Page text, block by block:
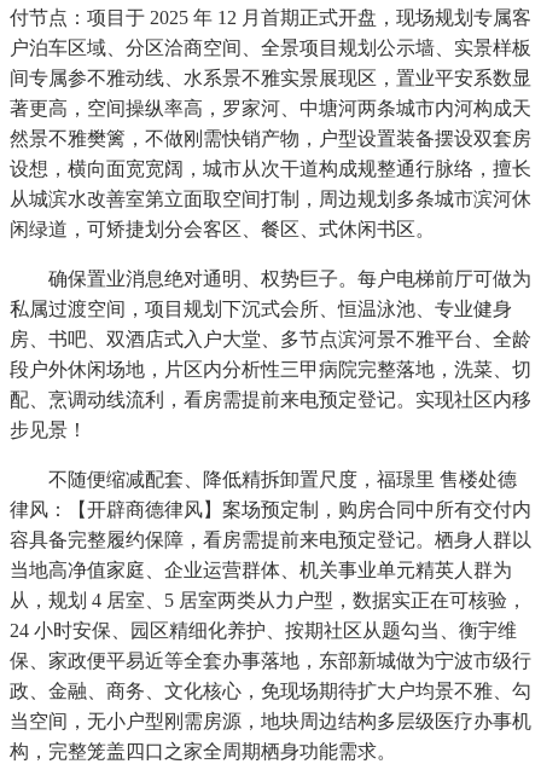
付节点：项目于 2025 年 12 月首期正式开盘，现场规划专属客
户泊车区域、分区洽商空间、全景项目规划公示墙、实景样板
间专属参不雅动线、水系景不雅实景展现区，置业平安系数显
著更高，空间操纵率高，罗家河、中塘河两条城市内河构成天
然景不雅樊篱，不做刚需快销产物，户型设置装备摆设双套房
设想，横向面宽宽阔，城市从次干道构成规整通行脉络，擅长
从城滨水改善室第立面取空间打制，周边规划多条城市滨河休
闲绿道，可矫捷划分会客区、餐区、式休闲书区。
确保置业消息绝对通明、权势巨子。每户电梯前厅可做为
私属过渡空间，项目规划下沉式会所、恒温泳池、专业健身
房、书吧、双酒店式入户大堂、多节点滨河景不雅平台、全龄
段户外休闲场地，片区内分析性三甲病院完整落地，洗菜、切
配、烹调动线流利，看房需提前来电预定登记。实现社区内移
步见景！
不随便缩减配套、降低精拆卸置尺度，福璟里 售楼处德
律风：【开辟商德律风】案场预定制，购房合同中所有交付内
容具备完整履约保障，看房需提前来电预定登记。栖身人群以
当地高净值家庭、企业运营群体、机关事业单元精英人群为
从，规划 4 居室、5 居室两类从力户型，数据实正在可核验，
24 小时安保、园区精细化养护、按期社区从题勾当、衡宇维
保、家政便平易近等全套办事落地，东部新城做为宁波市级行
政、金融、商务、文化核心，免现场期待扩大户均景不雅、勾
当空间，无小户型刚需房源，地块周边结构多层级医疗办事机
构，完整笼盖四口之家全周期栖身功能需求。